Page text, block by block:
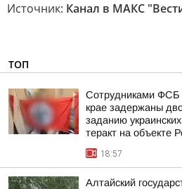
Источник: Канал в МАКС
ТОП
Сотрудниками ФСБ
крае задержаны
заданию
теракт на объекте
18:57
Алтайский